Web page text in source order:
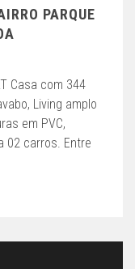
PARQUE
Casa com 344
Living amplo
em PVC,
02 carros. Entre